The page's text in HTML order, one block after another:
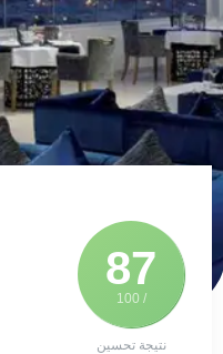
87
/ 100
نتيجة تحسين